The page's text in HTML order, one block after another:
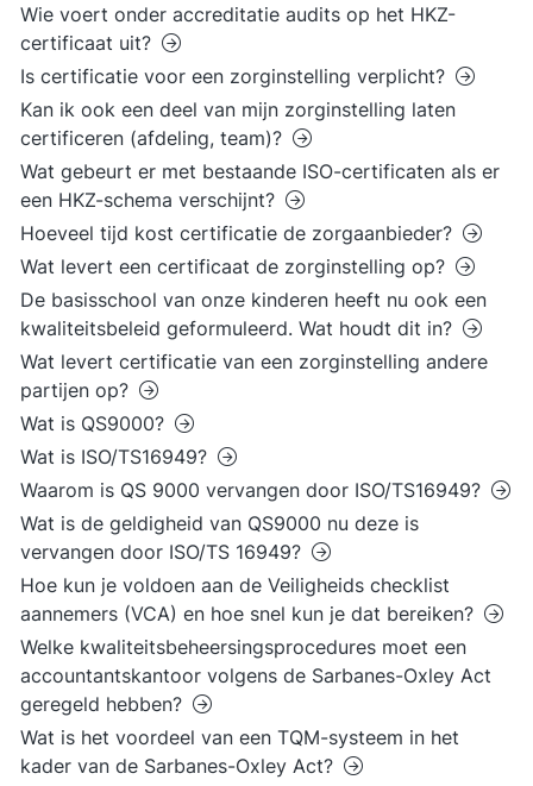
Wie voert onder accreditatie audits op het HKZ-
certificaat uit?
Is certificatie voor een zorginstelling verplicht?
Kan ik ook een deel van mijn zorginstelling laten
certificeren (afdeling, team)?
Wat gebeurt er met bestaande ISO-certificaten als er
een HKZ-schema verschijnt?
Hoeveel tijd kost certificatie de zorgaanbieder?
Wat levert een certificaat de zorginstelling op?
De basisschool van onze kinderen heeft nu ook een
kwaliteitsbeleid geformuleerd. Wat houdt dit in?
Wat levert certificatie van een zorginstelling andere
partijen op?
Wat is QS9000?
Wat is ISO/TS16949?
Waarom is QS 9000 vervangen door ISO/TS16949?
Wat is de geldigheid van QS9000 nu deze is
vervangen door ISO/TS 16949?
Hoe kun je voldoen aan de Veiligheids checklist
aannemers (VCA) en hoe snel kun je dat bereiken?
Welke kwaliteitsbeheersingsprocedures moet een
accountantskantoor volgens de Sarbanes-Oxley Act
geregeld hebben?
Wat is het voordeel van een TQM-systeem in het
kader van de Sarbanes-Oxley Act?